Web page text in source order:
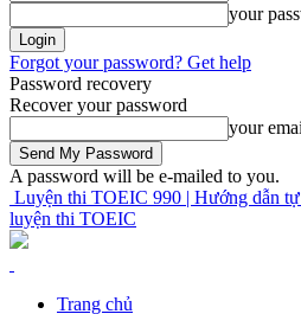
your
Forgot your password? Get help
Password recovery
Recover your password
your
A password will be e-mailed to you.
Luyện thi TOEIC 990 | Hướng dẫn
luyện thi TOEIC
Trang chủ